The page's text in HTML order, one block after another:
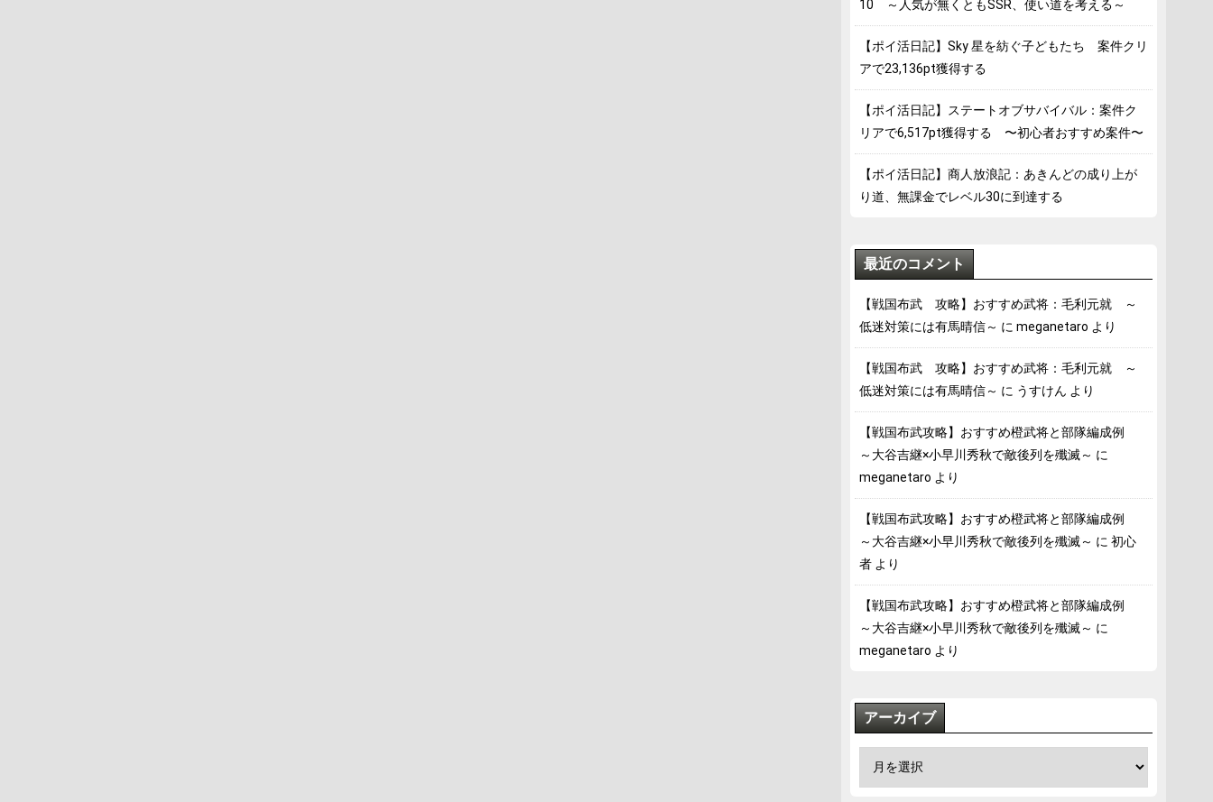
10 ～人気が無くともSSR、使い道を考える～
【ポイ活日記】Sky 星を紡ぐ子どもたち 案件クリ
アで23,136pt獲得する
【ポイ活日記】ステートオブサバイバル：案件ク
リアで6,517pt獲得する 〜初心者おすすめ案件〜
【ポイ活日記】商人放浪記：あきんどの成り上が
り道、無課金でレベル30に到達する
最近のコメント
【戦国布武 攻略】おすすめ武将：毛利元就 ～
低迷対策には有馬晴信～ に meganetaro より
【戦国布武 攻略】おすすめ武将：毛利元就 ～
低迷対策には有馬晴信～ に うすけん より
【戦国布武攻略】おすすめ橙武将と部隊編成例
～大谷吉継×小早川秀秋で敵後列を殲滅～ に
meganetaro より
【戦国布武攻略】おすすめ橙武将と部隊編成例
～大谷吉継×小早川秀秋で敵後列を殲滅～ に 初心
者 より
【戦国布武攻略】おすすめ橙武将と部隊編成例
～大谷吉継×小早川秀秋で敵後列を殲滅～ に
meganetaro より
アーカイブ